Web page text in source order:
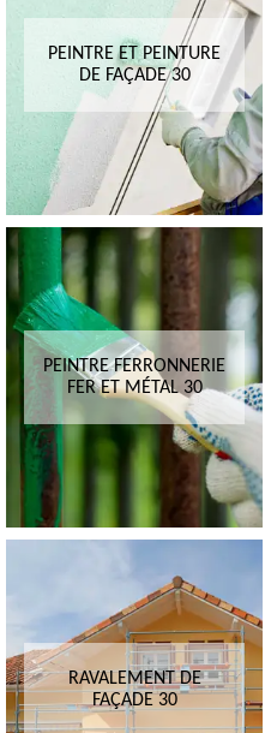
PEINTRE ET PEINTURE
DE FAÇADE 30
PEINTRE FERRONNERIE
FER ET MÉTAL 30
RAVALEMENT DE
FAÇADE 30